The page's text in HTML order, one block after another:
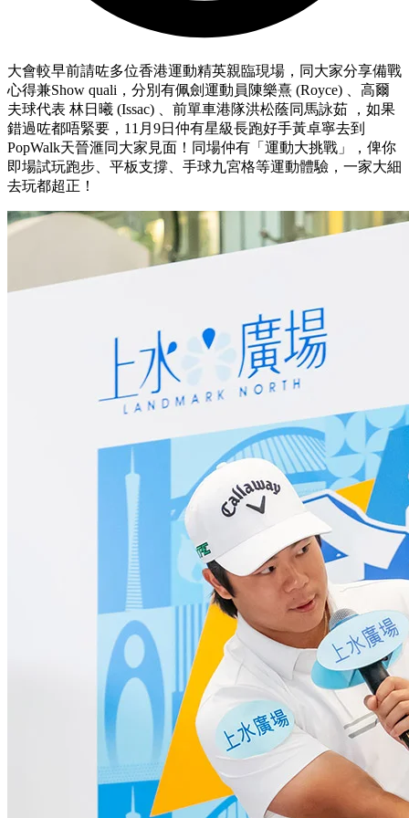
大會較早前請咗多位香港運動精英親臨現場，同大家分享備戰
心得兼Show quali，分別有佩劍運動員陳樂熹 (Royce) 、高爾
夫球代表 林日曦 (Issac) 、前單車港隊洪松蔭同馬詠茹 ，如果
錯過咗都唔緊要，11月9日仲有星級長跑好手黃卓寧去到
PopWalk天晉滙同大家見面！同場仲有「運動大挑戰」，俾你
即場試玩跑步、平板支撐、手球九宮格等運動體驗，一家大細
去玩都超正！